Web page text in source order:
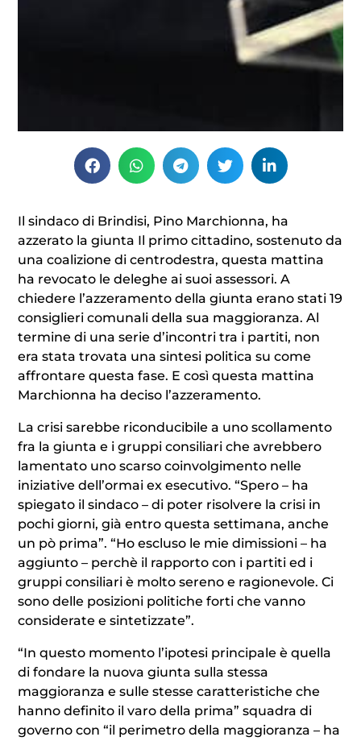
Il sindaco di Brindisi, Pino Marchionna, ha
azzerato la giunta Il primo cittadino, sostenuto da
una coalizione di centrodestra, questa mattina
ha revocato le deleghe ai suoi assessori. A
chiedere l’azzeramento della giunta erano stati 19
consiglieri comunali della sua maggioranza. Al
termine di una serie d’incontri tra i partiti, non
era stata trovata una sintesi politica su come
affrontare questa fase. E così questa mattina
Marchionna ha deciso l’azzeramento.
La crisi sarebbe riconducibile a uno scollamento
fra la giunta e i gruppi consiliari che avrebbero
lamentato uno scarso coinvolgimento nelle
iniziative dell’ormai ex esecutivo. “Spero – ha
spiegato il sindaco – di poter risolvere la crisi in
pochi giorni, già entro questa settimana, anche
un pò prima”. “Ho escluso le mie dimissioni – ha
aggiunto – perchè il rapporto con i partiti ed i
gruppi consiliari è molto sereno e ragionevole. Ci
sono delle posizioni politiche forti che vanno
considerate e sintetizzate”.
“In questo momento l’ipotesi principale è quella
di fondare la nuova giunta sulla stessa
maggioranza e sulle stesse caratteristiche che
hanno definito il varo della prima” squadra di
governo con “il perimetro della maggioranza – ha